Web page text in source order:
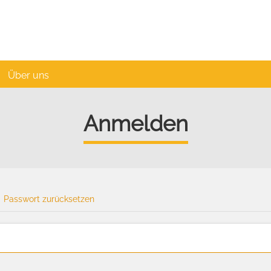
Über uns
Anmelden
Passwort zurücksetzen